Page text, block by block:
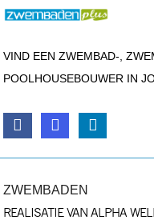
VIND EEN ZWEMBAD-,
POOLHOUSEBOUWER IN
ZWEMBADEN
REALISATIE VAN ALPHA